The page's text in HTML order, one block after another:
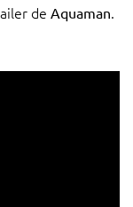
de Aquaman.